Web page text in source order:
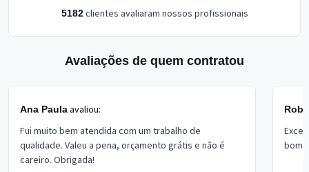
5182clientes avaliaram nossos profissionais
Avaliações de quem contratou
Ana Paulaavaliou:
Fui muito bem atendida com um trabalho de
qualidade. Valeu a pena, orçamento grátis e não é
careiro. Obrigada!
bom